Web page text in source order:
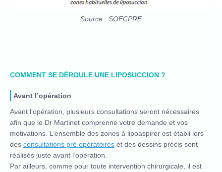
Source : SOFCPRE
COMMENT SE DÉROULE UNE LIPOSUCCION ?
Avant l’opération
Avant l’opération, plusieurs consultations seront nécessaires
afin que le Dr Martinet comprenne votre demande et vos
motivations. L’ensemble des zones à lipoaspirer est établi lors
des consultations pré opératoires et des dessins précis sont
réalisés juste avant l’opération.
Par ailleurs, comme pour toute intervention chirurgicale, il est